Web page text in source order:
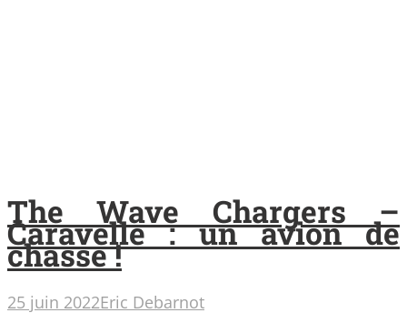
The Wave Chargers –
Caravelle : un avion de
chasse !
25 juin 2022Eric Debarnot